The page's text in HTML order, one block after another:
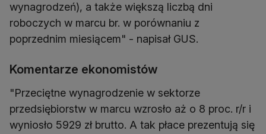
wynagrodzeń), a także większą liczbą dni
roboczych w marcu br. w porównaniu z
poprzednim miesiącem" - napisał GUS.
Komentarze ekonomistów
"Przeciętne wynagrodzenie w sektorze
przedsiębiorstw w marcu wzrosło aż o 8 proc. r/r i
wyniosło 5929 zł brutto. A tak płace prezentują się